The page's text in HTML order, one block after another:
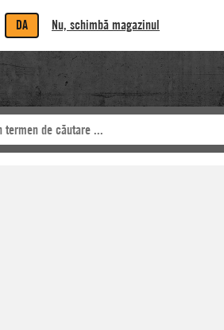
DA Nu, schimbă magazinul